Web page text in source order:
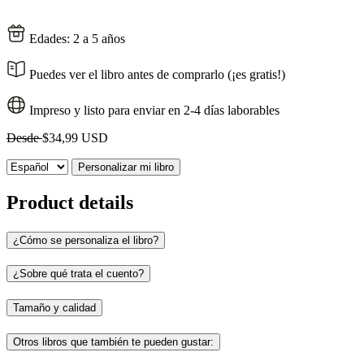
Edades: 2 a 5 años
Puedes ver el libro antes de comprarlo (¡es gratis!)
Impreso y listo para enviar en 2-4 días laborables
Desde$34,99 USD
Personalizar mi libro
Product details
¿Cómo se personaliza el libro?
¿Sobre qué trata el cuento?
Tamaño y calidad
Otros libros que también te pueden gustar: